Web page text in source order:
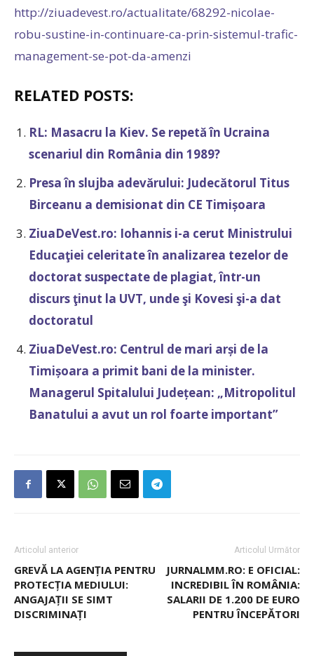
http://ziuadevest.ro/actualitate/68292-nicolae-
robu-sustine-in-continuare-ca-prin-sistemul-trafic-
management-se-pot-da-amenzi
RELATED POSTS:
RL: Masacru la Kiev. Se repetă în Ucraina
scenariul din România din 1989?
Presa în slujba adevărului: Judecătorul Titus
Birceanu a demisionat din CE Timișoara
ZiuaDeVest.ro: Iohannis i-a cerut Ministrului
Educaţiei celeritate în analizarea tezelor de
doctorat suspectate de plagiat, într-un
discurs ţinut la UVT, unde şi Kovesi şi-a dat
doctoratul
ZiuaDeVest.ro: Centrul de mari arși de la
Timișoara a primit bani de la minister.
Managerul Spitalului Județean: „Mitropolitul
Banatului a avut un rol foarte important”
Articolul anterior
GREVĂ LA AGENȚIA PENTRU
PROTECȚIA MEDIULUI:
ANGAJAȚII SE SIMT
DISCRIMINAȚI
Articolul Următor
JURNALMM.RO: E OFICIAL:
INCREDIBIL ÎN ROMÂNIA:
SALARII DE 1.200 DE EURO
PENTRU ÎNCEPĂTORI